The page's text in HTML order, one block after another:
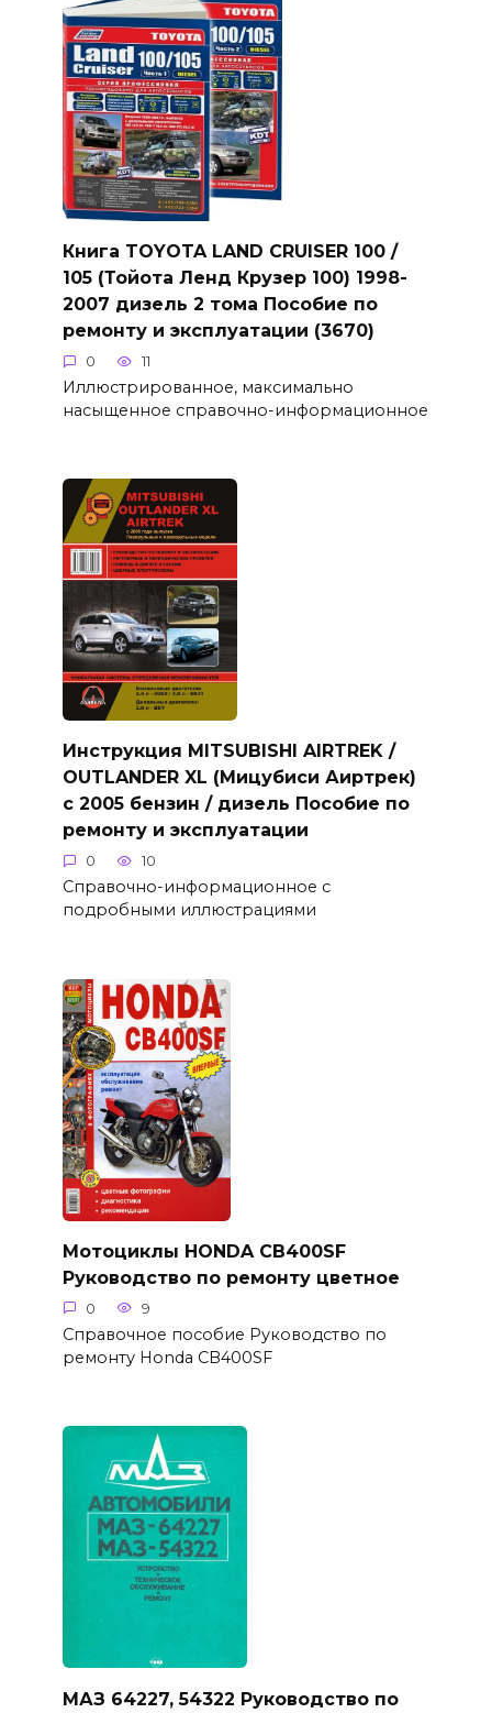
Книга TOYOTA LAND CRUISER 100 /
105 (Тойота Ленд Крузер 100) 1998-
2007 дизель 2 тома Пособие по
ремонту и эксплуатации (3670)
0 11
Иллюстрированное, максимально
насыщенное справочно-информационное
Инструкция MITSUBISHI AIRTREK /
OUTLANDER XL (Мицубиси Аиртрек)
с 2005 бензин / дизель Пособие по
ремонту и эксплуатации
0 10
Справочно-информационное с
подробными иллюстрациями
Мотоциклы HONDA CB400SF
Руководство по ремонту цветное
0 9
Справочное пособие Руководство по
ремонту Honda CB400SF
МАЗ 64227, 54322 Руководство по